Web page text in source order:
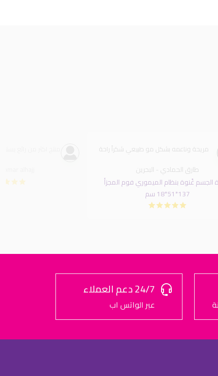
مريحة وناعمه بشكل مو طبيعي شكراً راحة
طارق الحمادي - البحرين
الجسم غًنوة بنظام الميموري فوم المجزأ
137*51*18 سم
24/7 دعم العملاء
عبر الواتس اب